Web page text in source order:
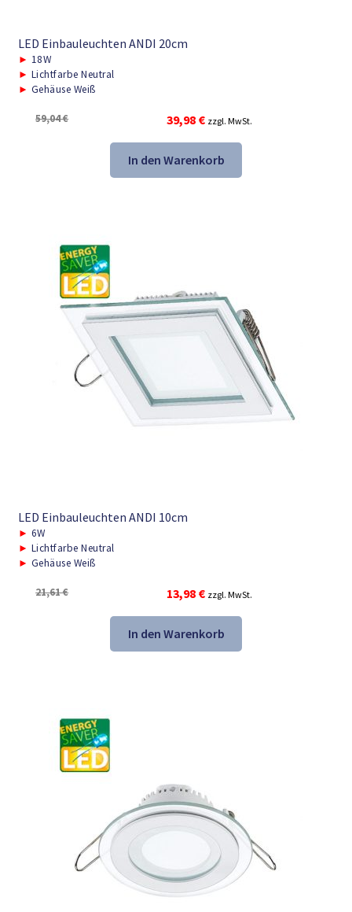
LED Einbauleuchten ANDI 20cm
► 18W
► Lichtfarbe Neutral
► Gehäuse Weiß
59,04€
Ursprünglicher
Preis
war:
59,04 €
39,98 €Aktueller
Preis
ist:
39,98 €.
zzgl. MwSt.
In den Warenkorb
LED Einbauleuchten ANDI 10cm
► 6W
► Lichtfarbe Neutral
► Gehäuse Weiß
21,61€
Ursprünglicher
Preis
war:
21,61 €
13,98 €Aktueller
Preis
ist:
13,98 €.
zzgl. MwSt.
In den Warenkorb